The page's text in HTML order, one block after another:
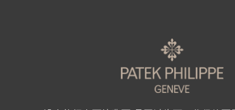
内蒙古自治区乌海市海勃湾
内蒙古自治区乌兰察布市集
内蒙古自治区锡林郭勒盟